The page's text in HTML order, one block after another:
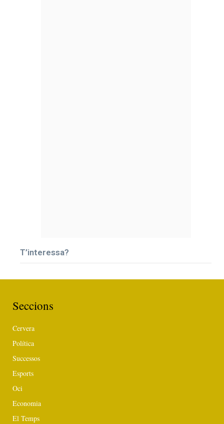
T’interessa?
Seccions
Cervera
Política
Successos
Esports
Oci
Economia
El Temps